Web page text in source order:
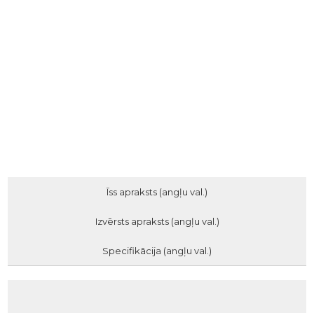
Īss apraksts (angļu val.)
Izvērsts apraksts (angļu val.)
Specifikācija (angļu val.)